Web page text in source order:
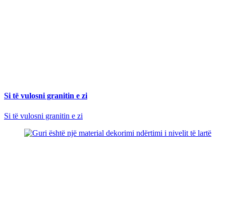
Si të vulosni granitin e zi
Si të vulosni granitin e zi